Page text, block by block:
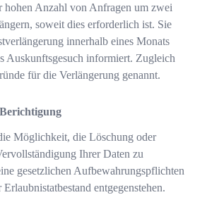
hohen Anzahl von Anfragen um zwei
soweit dies erforderlich ist. Sie
innerhalb eines Monats
Auskunftsgesuch informiert. Zugleich
für die Verlängerung genannt.
Möglichkeit, die Löschung oder
Ihrer Daten zu
gesetzlichen Aufbewahrungspflichten
entgegenstehen.